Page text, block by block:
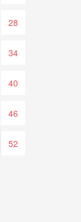
28
34
40
46
52